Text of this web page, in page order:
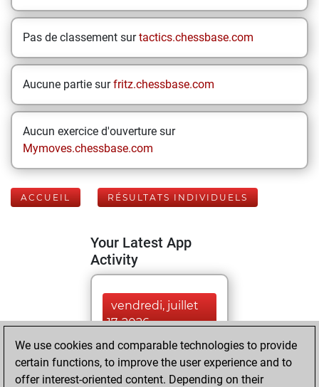
Pas de classement surtactics.chessbase.com
Aucune partie surfritz.chessbase.com
Aucun exercice d'ouverture sur
Mymoves.chessbase.com
ACCUEIL RÉSULTATS INDIVIDUELS
Your Latest App
Activity
vendredi, juillet
17, 2026
You played 263
blitz games
Play
We use cookies and comparable technologies to provide
certain functions, to improve the user experience and to
offer interest-oriented content. Depending on their